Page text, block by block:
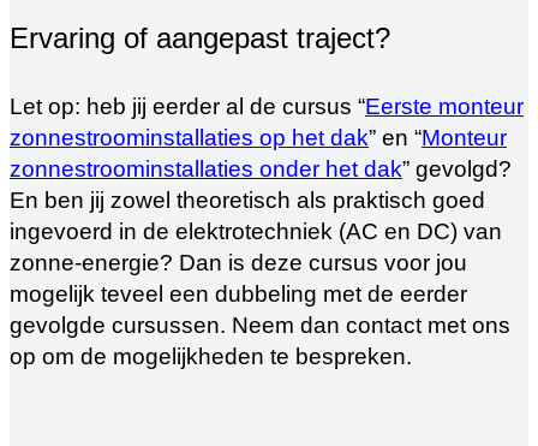
Ervaring of aangepast traject?
Let op: heb jij eerder al de cursus “Eerste monteur
zonnestroominstallaties op het dak” en “Monteur
zonnestroominstallaties onder het dak” gevolgd?
En ben jij zowel theoretisch als praktisch goed
ingevoerd in de elektrotechniek (AC en DC) van
zonne-energie? Dan is deze cursus voor jou
mogelijk teveel een dubbeling met de eerder
gevolgde cursussen. Neem dan contact met ons
op om de mogelijkheden te bespreken.